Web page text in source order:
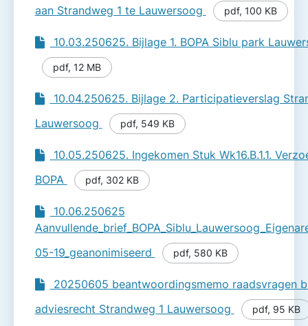
aan Strandweg 1 te Lauwersoog
pdf, 100 KB
10.03.250625. Bijlage 1. BOPA Siblu park
pdf, 12 MB
10.04.250625. Bijlage 2. Participatieverslag
Lauwersoog
pdf, 549 KB
10.05.250625. Ingekomen Stuk Wk16.B.1.1.
BOPA
pdf, 302 KB
10.06.250625
05-19_geanonimiseerd
pdf, 580 KB
20250605 beantwoordingsmemo raadsvragen
adviesrecht Strandweg 1 Lauwersoog
pdf, 95 KB